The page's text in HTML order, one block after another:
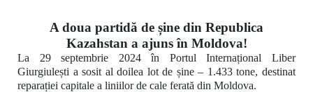
A doua partidă de șine din Republica
Kazahstan a ajuns în Moldova!
La 29 septembrie 2024 în Portul Internațional Liber
Giurgiulești a sosit al doilea lot de șine – 1.433 tone, destinat
reparației capitale a liniilor de cale ferată din Moldova.